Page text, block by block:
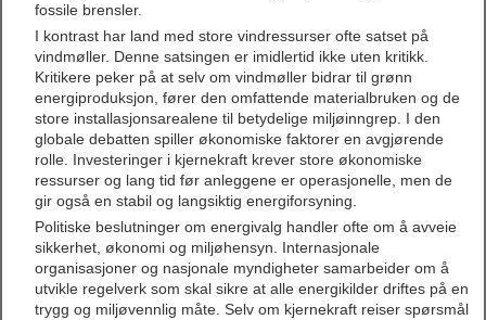
fossile brensler.
I kontrast har land med store vindressurser ofte satset på
vindmøller. Denne satsingen er imidlertid ikke uten kritikk.
Kritikere peker på at selv om vindmøller bidrar til grønn
energiproduksjon, fører den omfattende materialbruken og de
store installasjonsarealene til betydelige miljøinngrep. I den
globale debatten spiller økonomiske faktorer en avgjørende
rolle. Investeringer i kjernekraft krever store økonomiske
ressurser og lang tid før anleggene er operasjonelle, men de
gir også en stabil og langsiktig energiforsyning.
Politiske beslutninger om energivalg handler ofte om å avveie
sikkerhet, økonomi og miljøhensyn. Internasjonale
organisasjoner og nasjonale myndigheter samarbeider om å
utvikle regelverk som skal sikre at alle energikilder driftes på en
trygg og miljøvennlig måte. Selv om kjernekraft reiser spørsmål